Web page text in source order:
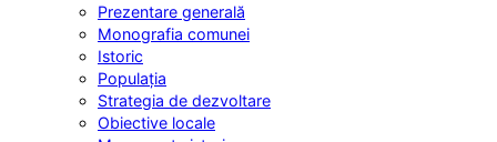
Prezentare generală
Monografia comunei
Istoric
Populația
Strategia de dezvoltare
Obiective locale